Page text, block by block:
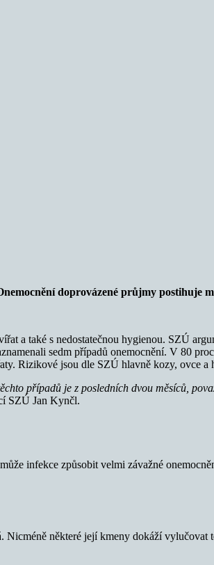
doprovázené průjmy postihuje
a také s nedostatečnou hygienou. SZÚ
sedm případů onemocnění. V 80
Rizikové jsou dle SZÚ hlavně kozy, ovce a
případů je z posledních dvou měsíců,
SZÚ Jan Kynčl.
infekce způsobit velmi závažné
některé její kmeny dokáží